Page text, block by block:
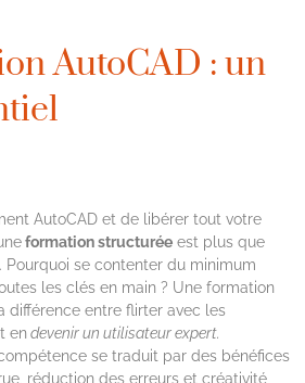
AutoCAD : un
AutoCAD et de libérer tout votre
formation structurée est plus que
Pourquoi se contenter du minimum
les clés en main ? Une formation
différence entre flirter avec les
endevenir un utilisateur expert.
compétence se traduit par des bénéfices
réduction des erreurs et créativité